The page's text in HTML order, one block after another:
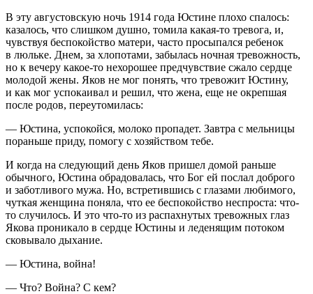
В эту августовскую ночь 1914 года Юстине плохо спалось:
казалось, что слишком душно, томила какая-то тревога, и,
чувствуя беспокойство матери, часто просыпался ребенок
в люльке. Днем, за хлопотами, забылась ночная тревожность,
но к вечеру какое-то нехорошее предчувствие сжало сердце
молодой жены. Яков не мог понять, что тревожит Юстину,
и как мог успокаивал и решил, что жена, еще не окрепшая
после родов, переутомилась:
— Юстина, успокойся, молоко пропадет. Завтра с мельницы
пораньше приду, помогу с хозяйством тебе.
И когда на следующий день Яков пришел домой раньше
обычного, Юстина обрадовалась, что Бог ей послал доброго
и заботливого мужа. Но, встретившись с глазами любимого,
чуткая женщина поняла, что ее беспокойство неспроста: что-
то случилось. И это что-то из распахнутых тревожных глаз
Якова проникало в сердце Юстины и леденящим потоком
сковывало дыхание.
— Юстина, война!
— Что? Война? С кем?